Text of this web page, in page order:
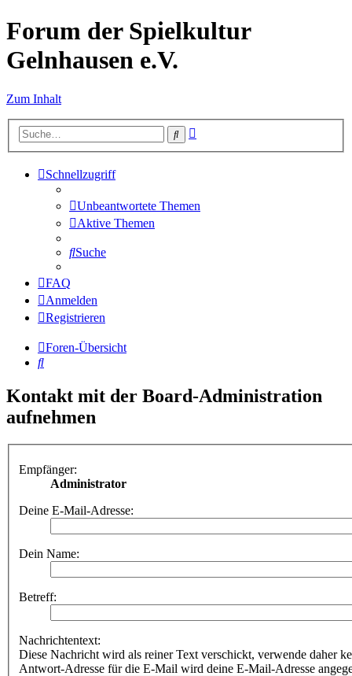
Forum der Spielkultur
Gelnhausen e.V.
Zum Inhalt
Suche
Schnellzugriff
Unbeantwortete Themen
Aktive Themen
Suche
FAQ
Anmelden
Registrieren
Foren-Übersicht
Suche
Kontakt mit der Board-Administration
aufnehmen
Empfänger:
Administrator
Deine E-Mail-Adresse:
Dein Name:
Betreff:
Nachrichtentext:
Diese Nachricht wird als reiner Text verschickt, verwende daher
Antwort-Adresse für die E-Mail wird deine E-Mail-Adresse